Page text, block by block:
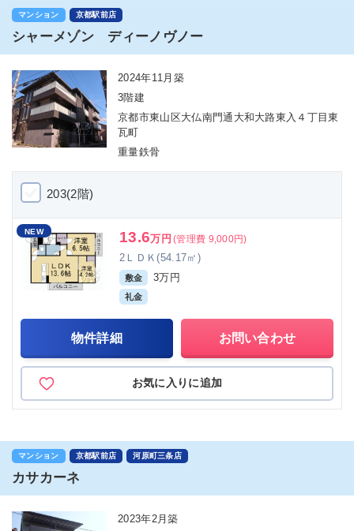
マンション 京都駅前店
シャーメゾン ディーノヴノー
2024年11月築
3階建
京都市東山区大仏南門通大和大路東入４丁目東
瓦町
重量鉄骨
203(2階)
NEW 13.6万円 (管理費 9,000円)
2ＬＤＫ(54.17㎡)
敷金 3万円
礼金
物件詳細 お問い合わせ
お気に入りに追加
マンション 京都駅前店 河原町三条店
カサカーネ
2023年2月築